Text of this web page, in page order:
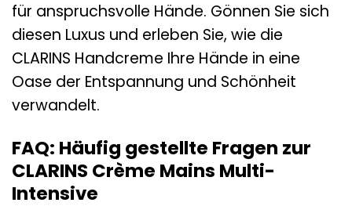
für anspruchsvolle Hände. Gönnen Sie sich
diesen Luxus und erleben Sie, wie die
CLARINS Handcreme Ihre Hände in eine
Oase der Entspannung und Schönheit
verwandelt.
FAQ: Häufig gestellte Fragen zur
CLARINS Crème Mains Multi-
Intensive